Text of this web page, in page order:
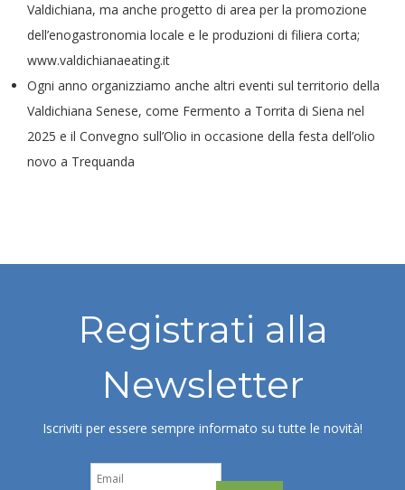
Valdichiana, ma anche progetto di area per la promozione
dell’enogastronomia locale e le produzioni di filiera corta;
www.valdichianaeating.it
Ogni anno organizziamo anche altri eventi sul territorio della
Valdichiana Senese, come Fermento a Torrita di Siena nel
2025 e il Convegno sull’Olio in occasione della festa dell’olio
novo a Trequanda
Registrati alla
Newsletter
Iscriviti per essere sempre informato su tutte le novità!